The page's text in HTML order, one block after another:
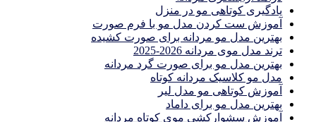
یادگیری كوتاهى مو در منزل
آموزش ست كردن مدل مو با فرم صورت
بهترین مدل مو مردانه برای صورت کشیده
ترند مدل موی مردانه 2026-2025
بهترين مدل مو براى صورت گرد مردانه
مدل مو کلاسیک مردانه کوتاه
آموزش کوتاهی مو مدل لیر
بهترین مدل مو برای داماد
آموزش سشوارکشی موی کوتاه مردانه